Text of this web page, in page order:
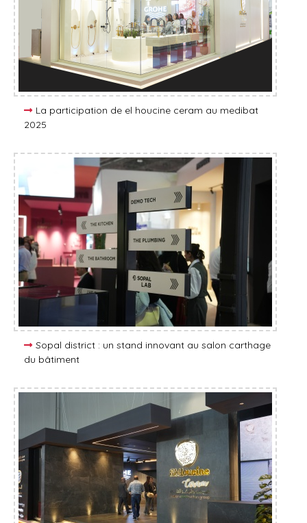
La participation de el houcine ceram au medibat
2025
Sopal district : un stand innovant au salon carthage
du bâtiment